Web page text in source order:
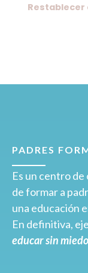
PADRES
Es un centro
de formar a
una educación
En definitiva,
educar sin